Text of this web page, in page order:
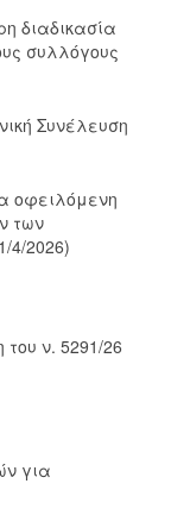
διαδικασία
συλλόγους
Συνέλευση
οφειλόμενη
των
4/2026)
ν. 5291/26
για